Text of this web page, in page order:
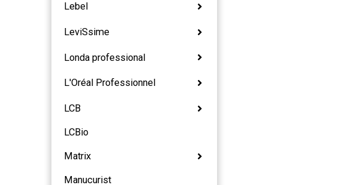
Lebel
LeviSsime
Londa professional
L'Oréal Professionnel
LCB
LCBio
Matrix
Manucurist